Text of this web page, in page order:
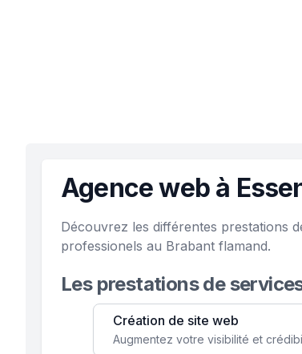
Agence web à
Découvrez les différentes prestations
professionels au Brabant flamand.
Les prestations de
Création de site web